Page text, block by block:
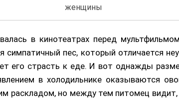
женщины
в кинотеатрах перед
симпатичный пес, который отличается
его страсть к еде. И вот однажды
в холодильнике оказываются
раскладом, но между тем питомец